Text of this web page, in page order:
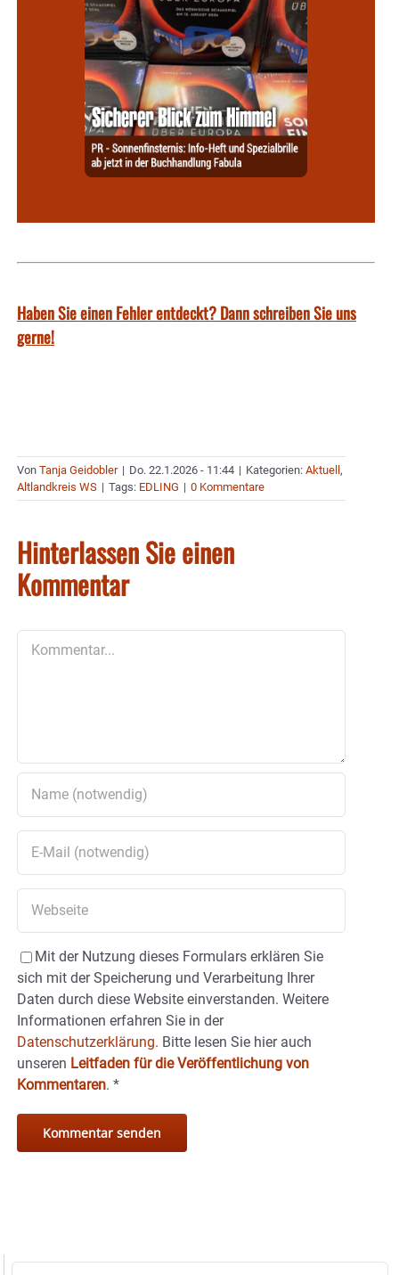
Haben Sie einen Fehler entdeckt? Dann schreiben Sie uns
gerne!
Von Tanja Geidobler | Do. 22.1.2026 - 11:44 | Kategorien: Aktuell ,
Altlandkreis WS | Tags: EDLING | 0 Kommentare
Hinterlassen Sie einen
Kommentar
Mit der Nutzung dieses Formulars erklären Sie
sich mit der Speicherung und Verarbeitung Ihrer
Daten durch diese Website einverstanden. Weitere
Informationen erfahren Sie in der
Datenschutzerklärung. Bitte lesen Sie hier auch
unseren Leitfaden für die Veröffentlichung von
Kommentaren. *